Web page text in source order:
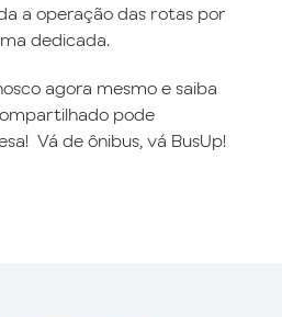
a operação das rotas por
dedicada.
agora mesmo e saiba
pode
Vá de ônibus, vá BusUp!